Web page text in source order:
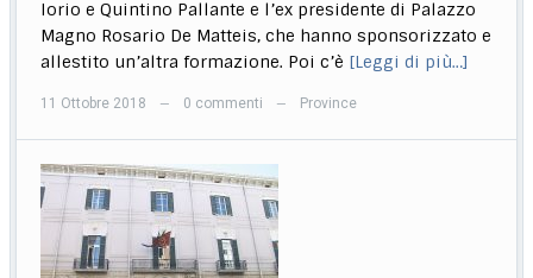
Iorio e Quintino Pallante e l’ex presidente di Palazzo
Magno Rosario De Matteis, che hanno sponsorizzato e
allestito un’altra formazione. Poi c’è [Leggi di più…]
11 Ottobre 2018 — 0 commenti — Province